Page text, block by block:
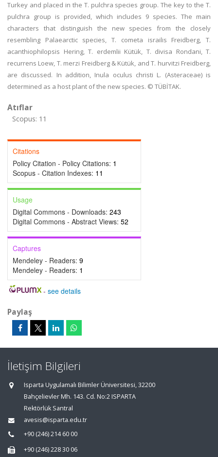
Turkey and placed in the T. pulchra species group. The key to the T.
pulchra group is provided, which includes 9 species. The main
characters that distinguish the new species from the closely
resembling Palaearctic species, T. cometa israilis Freidberg, T.
acanthiophilopsis Hering, T. erdemlii Kütük, T. divisa Rondani, T.
recurrens Loew, T. merzi Freidberg & Kütük, and T. hurvitzi Freidberg,
are discussed. In addition, Inula oculus christi L. (Asteraceae) is
determined as a host plant of the new species. © TÜBİTAK.
Atıflar
Scopus: 11
Citations
Policy Citation - Policy Citations: 1
Scopus - Citation Indexes: 11
Usage
Digital Commons - Downloads: 243
Digital Commons - Abstract Views: 52
Captures
Mendeley - Readers: 9
Mendeley - Readers: 1
- see details
Paylaş
İletişim Bilgileri
Isparta Uygulamalı Bilimler Üniversitesi, 32200
Bahçelievler Mh. 143. Cd. No:2 ISPARTA
Rektörlük Santral
avesis@isparta.edu.tr
+90 (246) 214 60 00
+90 (246) 228 30 06